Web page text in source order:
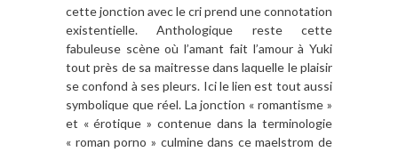
cette jonction avec le cri prend une connotation
existentielle. Anthologique reste cette
fabuleuse scène où l’amant fait l’amour à Yuki
tout près de sa maitresse dans laquelle le plaisir
se confond à ses pleurs. Ici le lien est tout aussi
symbolique que réel. La jonction « romantisme »
et « érotique » contenue dans la terminologie
« roman porno » culmine dans ce maelstrom de